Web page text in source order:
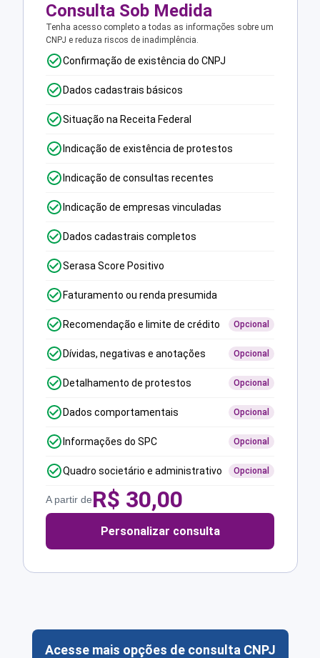
Consulta Sob Medida
Tenha acesso completo a todas as informações sobre um
CNPJ e reduza riscos de inadimplência.
Confirmação de existência do CNPJ
Dados cadastrais básicos
Situação na Receita Federal
Indicação de existência de protestos
Indicação de consultas recentes
Indicação de empresas vinculadas
Dados cadastrais completos
Serasa Score Positivo
Faturamento ou renda presumida
Recomendação e limite de crédito Opcional
Dívidas, negativas e anotações Opcional
Detalhamento de protestos Opcional
Dados comportamentais Opcional
Informações do SPC Opcional
Quadro societário e administrativo Opcional
A partir deR$ 30,00
Personalizar consulta
Acesse mais opções de consulta CNPJ